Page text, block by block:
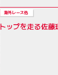
海外レース他
トップを走る佐